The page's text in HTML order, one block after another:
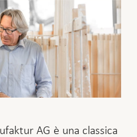
AG è una classica